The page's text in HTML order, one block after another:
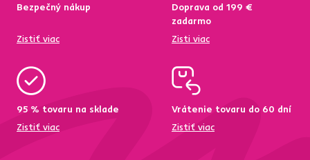
Bezpečný nákup
Zistiť viac
Doprava od 199 €
zadarmo
Zisti viac
95 % tovaru na sklade
Zistiť viac
Vrátenie tovaru do 60 dní
Zistiť viac